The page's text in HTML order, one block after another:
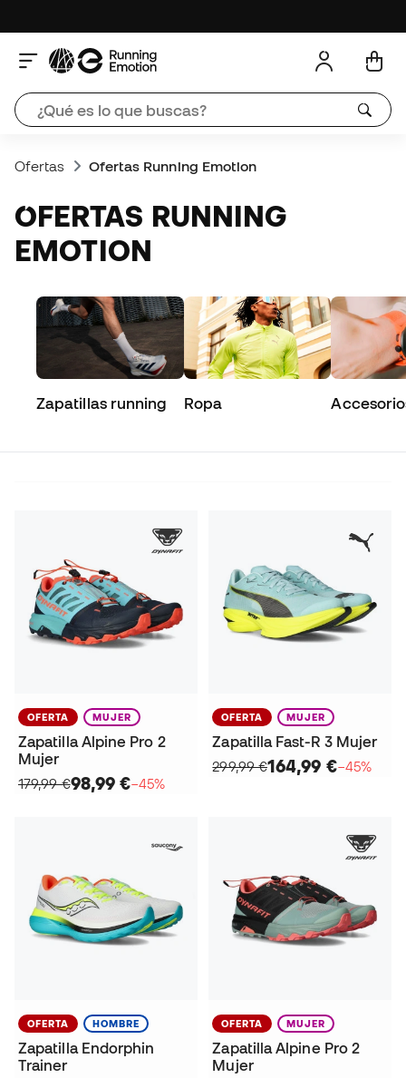
Ofertas Ofertas Running Emotion
OFERTAS RUNNING
EMOTION
Zapatillas running Ropa
OFERTA MUJER
Zapatilla Alpine Pro 2
Mujer
179,99 €98,99 €−45%
OFERTA MUJER
Zapatilla Fast-R 3 Mujer
299,99 €164,99 €−45%
OFERTA HOMBRE
Zapatilla Endorphin
Trainer
OFERTA MUJER
Zapatilla Alpine Pro 2
Mujer